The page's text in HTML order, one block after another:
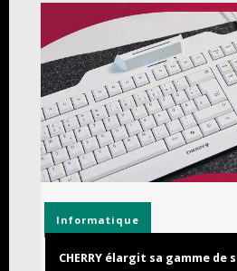
Informatique
CHERRY élargit sa gamme de